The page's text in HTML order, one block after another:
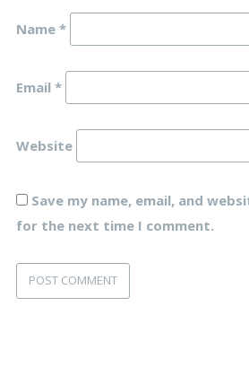
Name *
Email *
Website
Save my name, email, and
for the next time I comment.